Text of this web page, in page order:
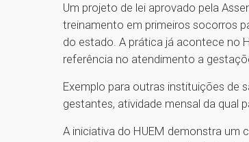
Um projeto de lei aprovado pela
treinamento em primeiros socorros
do estado. A prática já acontece no
referência no atendimento a
Exemplo para outras instituições de
gestantes, atividade mensal da qual
A iniciativa do HUEM demonstra um